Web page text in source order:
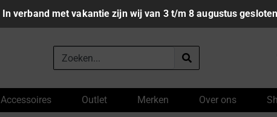
In verband met vakantie zijn wij van 3 t/m 8 augustus
Accessoires Outlet Merken Over ons